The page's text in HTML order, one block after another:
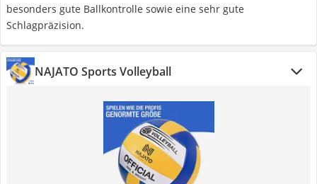
besonders gute Ballkontrolle sowie eine sehr gute
Schlagpräzision.
NAJATO Sports Volleyball